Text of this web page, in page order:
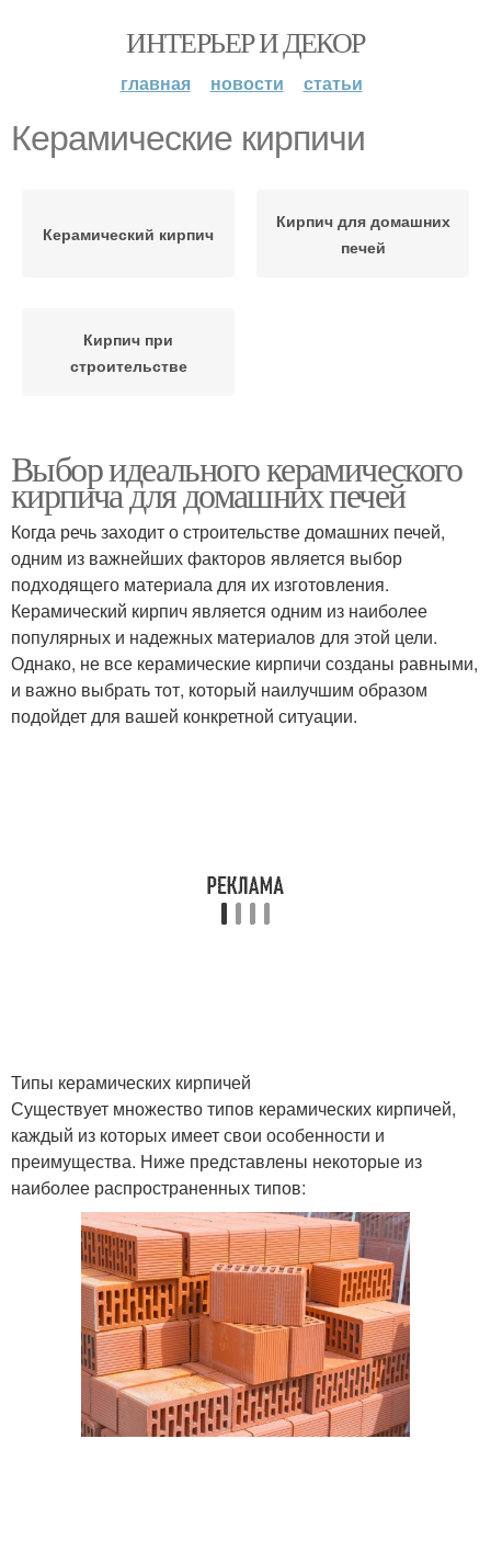
ИНТЕРЬЕР И ДЕКОР
главная новости статьи
Керамические кирпичи
Керамический кирпич
Кирпич для домашних
печей
Кирпич при
строительстве
Выбор идеального керамического
кирпича для домашних печей
Когда речь заходит о строительстве домашних печей,
одним из важнейших факторов является выбор
подходящего материала для их изготовления.
Керамический кирпич является одним из наиболее
популярных и надежных материалов для этой цели.
Однако, не все керамические кирпичи созданы равными,
и важно выбрать тот, который наилучшим образом
подойдет для вашей конкретной ситуации.
Типы керамических кирпичей
Существует множество типов керамических кирпичей,
каждый из которых имеет свои особенности и
преимущества. Ниже представлены некоторые из
наиболее распространенных типов: